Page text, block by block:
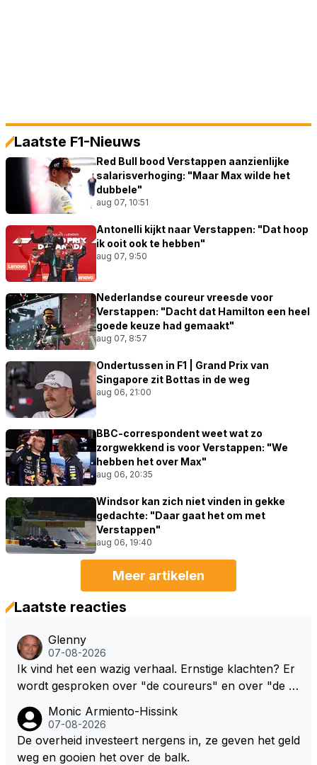
Laatste F1-Nieuws
Red Bull bood Verstappen aanzienlijke
salarisverhoging: "Maar Max wilde het
dubbele"
aug 07, 10:51
Antonelli kijkt naar Verstappen: "Dat hoop
ik ooit ook te hebben"
aug 07, 9:50
Nederlandse coureur vreesde voor
Verstappen: "Dacht dat Hamilton een heel
goede keuze had gemaakt"
aug 07, 8:57
Ondertussen in F1 | Grand Prix van
Singapore zit Bottas in de weg
aug 06, 21:00
BBC-correspondent weet wat zo
zorgwekkend is voor Verstappen: "We
hebben het over Max"
aug 06, 20:35
Windsor kan zich niet vinden in gekke
gedachte: "Daar gaat het om met
Verstappen"
aug 06, 19:40
Meer artikelen
Laatste reacties
Glenny
07-08-2026
Ik vind het een wazig verhaal. Ernstige klachten? Er
wordt gesproken over "de coureurs" en over "de te
aakt hoe deze standpunten c.q. opvattingen zijn ver
deeld. Ik bedoel, hoeveel coureurs, 2, 8 of meer? E
n hoeveel en welke teams? De coureurs hebben er
Monic Armiento-Hissink
07-08-2026
De overheid investeert nergens in, ze geven het geld
weg en gooien het over de balk.